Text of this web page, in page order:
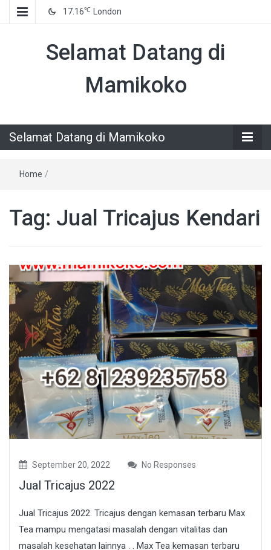
17.16℃ London
Selamat Datang di
Mamikoko
Selamat Datang di Mamikoko
Home /
Tag: Jual Tricajus Kendari
September 20, 2022 No Responses
Jual Tricajus 2022
Jual Tricajus 2022. Tricajus dengan kemasan terbaru Max
Tea mampu mengatasi masalah dengan vitalitas dan
masalah kesehatan lainnya . . Max Tea kemasan terbaru